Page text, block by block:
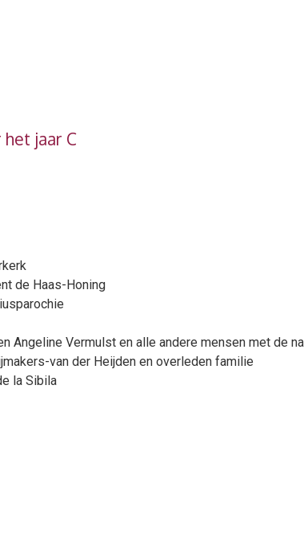
jaar C
de Haas-Honing
Angeline Vermulst en alle andere mensen met de
van der Heijden en overleden familie
la Sibila